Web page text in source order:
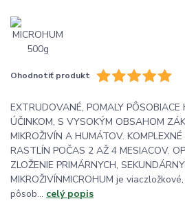
Ohodnotiť produkt
EXTRUDOVANÉ, POMALY
ÚČINKOM, S VYSOKÝM OBSAHOM
MIKROŽIVÍN A HUMÁTOV.
RASTLÍN POČAS 2 AŽ 4 MESIACOV.
ZLOŽENIE PRIMÁRNYCH,
MIKROŽIVÍNMICROHUM je
pôsob... celý popis